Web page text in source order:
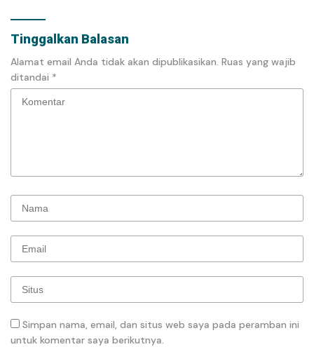
Tinggalkan Balasan
Alamat email Anda tidak akan dipublikasikan. Ruas yang wajib
ditandai *
Simpan nama, email, dan situs web saya pada peramban ini
untuk komentar saya berikutnya.